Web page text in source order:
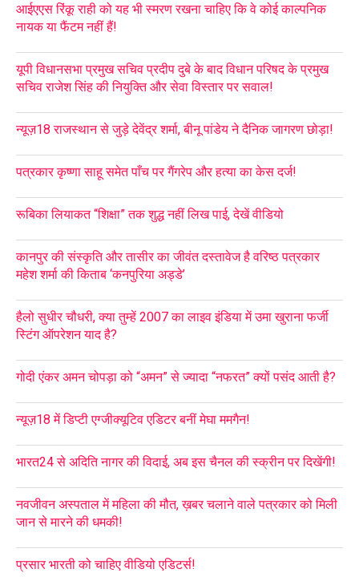
आईएएस रिंकू राही को यह भी स्मरण रखना चाहिए कि वे कोई काल्पनिक
नायक या फैंटम नहीं हैं!
यूपी विधानसभा प्रमुख सचिव प्रदीप दुबे के बाद विधान परिषद के प्रमुख
सचिव राजेश सिंह की नियुक्ति और सेवा विस्तार पर सवाल!
न्यूज़18 राजस्थान से जुड़े देवेंद्र शर्मा, बीनू पांडेय ने दैनिक जागरण छोड़ा!
पत्रकार कृष्णा साहू समेत पाँच पर गैंगरेप और हत्या का केस दर्ज!
रूबिका लियाकत “शिक्षा” तक शुद्ध नहीं लिख पाई, देखें वीडियो
कानपुर की संस्कृति और तासीर का जीवंत दस्तावेज है वरिष्ठ पत्रकार
महेश शर्मा की किताब ‘कनपुरिया अड्डे’
हैलो सुधीर चौधरी, क्या तुम्हें 2007 का लाइव इंडिया में उमा खुराना फर्जी
स्टिंग ऑपरेशन याद है?
गोदी एंकर अमन चोपड़ा को “अमन” से ज्यादा “नफरत” क्यों पसंद आती है?
न्यूज़18 में डिप्टी एग्जीक्यूटिव एडिटर बनीं मेघा ममगैन!
भारत24 से अदिति नागर की विदाई, अब इस चैनल की स्क्रीन पर दिखेंगी!
नवजीवन अस्पताल में महिला की मौत, ख़बर चलाने वाले पत्रकार को मिली
जान से मारने की धमकी!
प्रसार भारती को चाहिए वीडियो एडिटर्स!